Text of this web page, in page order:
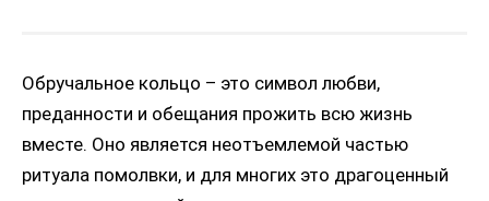
Обручальное кольцо – это символ любви,
преданности и обещания прожить всю жизнь
вместе. Оно является неотъемлемой частью
ритуала помолвки, и для многих это драгоценный